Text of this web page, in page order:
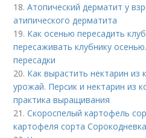
18.Атопический дерматит у
атипического дерматита
19. Как осенью пересадить
пересаживать клубнику
пересадки
20. Как вырастить нектарин из
урожай. Персик и нектарин из
практика выращивания
21.Скороспелый картофель
картофеля сорта